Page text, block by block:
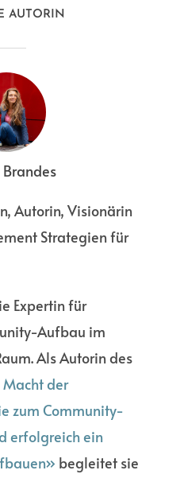
BASE
,Dialogführung,
2021
AUTORIN
Autorin, Visionärin
Strategien für
Expertin für
Aufbau im
Als Autorin des
der
zum Community-
erfolgreich ein
begleitet sie